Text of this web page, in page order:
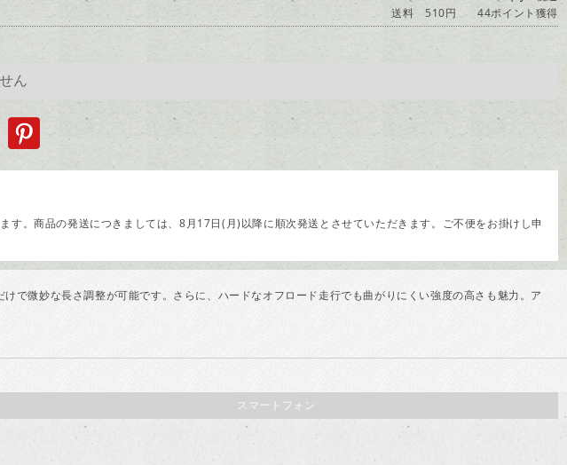
送料 510円
44ポイント獲得
。商品の発送につきましては、8月17日(月)以降に順次発送とさせていただきます。ご不便をお掛けし申
で微妙な長さ調整が可能です。さらに、ハードなオフロード走行でも曲がりにくい強度の高さも魅力。ア
スマートフォン